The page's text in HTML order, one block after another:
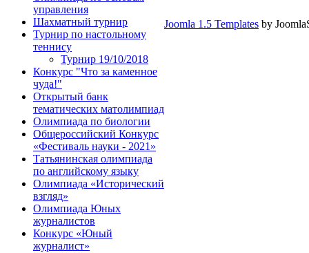
управления
Шахматный турнир
Турнир по настольному
теннису
Турнир 19/10/2018
Конкурс "Что за каменное
чуда!"
Открытый банк
тематических матолимпиад
Олимпиада по биологии
Общероссийский Конкурс
«Фестиваль науки - 2021»
Татьянинская олимпиада
по английскому языку
Олимпиада «Исторический
взгляд»
Олимпиада Юных
журналистов
Конкурс «Юный
журналист»
Joomla 1.5 Templates by